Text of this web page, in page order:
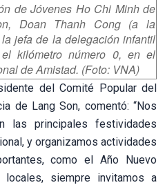
de Jóvenes Ho Chi Minh de
Doan Thanh Cong (a la
jefa de la delegación infantil
kilómetro número 0, en el
de Amistad. (Foto: VNA)
del Comité Popular del
de Lang Son, comentó: “Nos
las principales festividades
y organizamos actividades
como el Año Nuevo
locales, siempre invitamos a